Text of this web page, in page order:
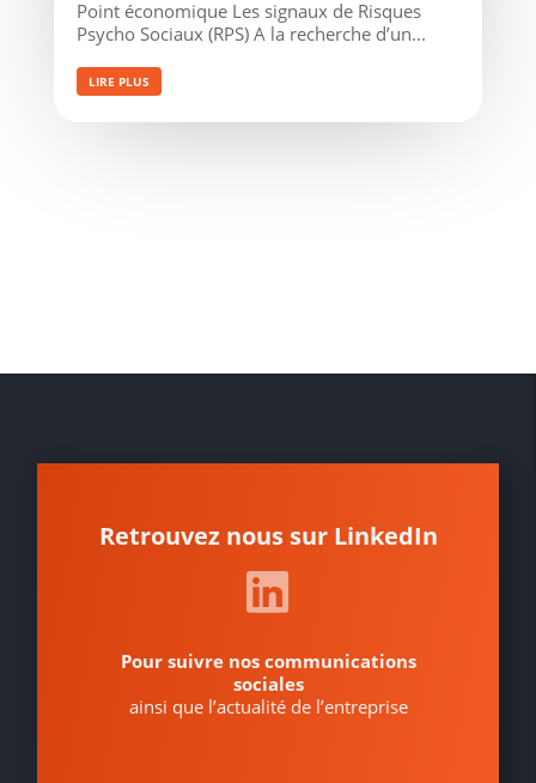
Point économique Les signaux de Risques
Psycho Sociaux (RPS) A la recherche d’un...
LIRE PLUS
Retrouvez nous sur LinkedIn
Pour suivre nos communications
sociales
ainsi que l’actualité de l’entreprise